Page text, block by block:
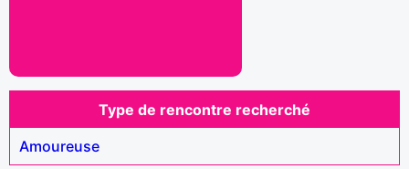
Type de rencontre recherché
Amoureuse